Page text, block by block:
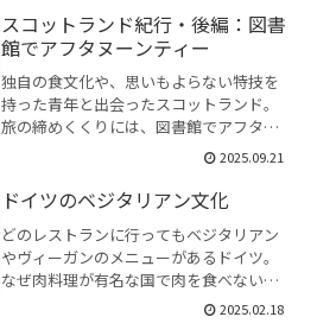
スコットランド紀行・後編：図書
館でアフタヌーンティー
独自の食文化や、思いもよらない特技を
持った青年と出会ったスコットランド。
旅の締めくくりには、図書館でアフタヌ
2025.09.21
ドイツのベジタリアン文化
どのレストランに行ってもベジタリアン
やヴィーガンのメニューがあるドイツ。
なぜ肉料理が有名な国で肉を食べないの
か、周りのドイツ人たちに聞いてみた。
2025.02.18